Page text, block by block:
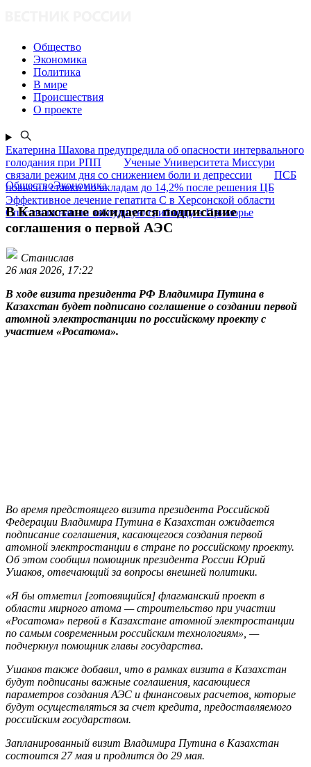
Общество
Экономика
Политика
В мире
Происшествия
О проекте
Екатерина Шахова предупредила об опасности интервального
голодания при РПП
Ученые Университета Миссури
связали режим дня со снижением боли и депрессии
ПСБ
повысил ставки по вкладам до 14,2% после решения ЦБ
Эффективное лечение гепатита C в Херсонской области
Спасатели нашли заблудшую грибницу в Приморье
ОбществоЭкономика
В Казахстане ожидается подписание
соглашения о первой АЭС
Станислав
26 мая 2026, 17:22
В ходе визита президента РФ Владимира Путина в
Казахстан будет подписано соглашение о создании первой
атомной электростанции по российскому проекту с
участием «Росатома».
Во время предстоящего визита президента Российской
Федерации Владимира Путина в Казахстан ожидается
подписание соглашения, касающегося создания первой
атомной электростанции в стране по российскому проекту.
Об этом сообщил помощник президента России Юрий
Ушаков, отвечающий за вопросы внешней политики.
«Я бы отметил [готовящийся] флагманский проект в
области мирного атома — строительство при участии
«Росатома» первой в Казахстане атомной электростанции
по самым современным российским технологиям», —
подчеркнул помощник главы государства.
Ушаков также добавил, что в рамках визита в Казахстан
будут подписаны важные соглашения, касающиеся
параметров создания АЭС и финансовых расчетов, которые
будут осуществляться за счет кредита, предоставляемого
российским государством.
Запланированный визит Владимира Путина в Казахстан
состоится 27 мая и продлится до 29 мая.